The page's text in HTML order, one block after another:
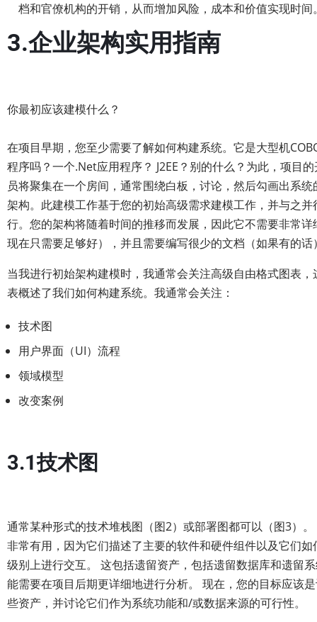
档和官僚机构的开销，从而增加风险，成本和价值实现时间
3.企业架构实用指南
你最初应该建模什么？
在项目早期，您至少需要了解如何构建系统。它是大型机
程序吗？一个.Net应用程序？ J2EE？别的什么？为此，项目
员将聚集在一个房间，通常围绕白板，讨论，然后勾画出系统
架构。此建模工作基于您的初始高级需求建模工作，并与之并
行。您的架构将随着时间的推移而发展，因此它不需要非常详
现在只需要足够好），并且需要编写很少的文档（如果有的话
当我进行初始架构建模时，我通常会关注高级自由格式图表，
表概述了我们如何构建系统。我通常会关注：
技术图
用户界面（UI）流程
领域模型
改变案例
3.1技术图
通常某种形式的技术堆栈图（图2）或部署图都可以（图3）
非常有用，因为它们描述了主要的软件和硬件组件以及它们如
级别上进行交互。 这包括遗留资产，包括遗留数据库和遗留
能需要在项目后期更详细地进行分析。 现在，您的目标应该
些资产，并讨论它们作为系统功能和/或数据来源的可行性。